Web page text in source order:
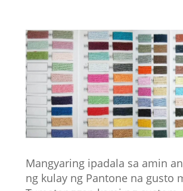
Mangyaring ipadala sa amin
ng kulay ng Pantone na gusto